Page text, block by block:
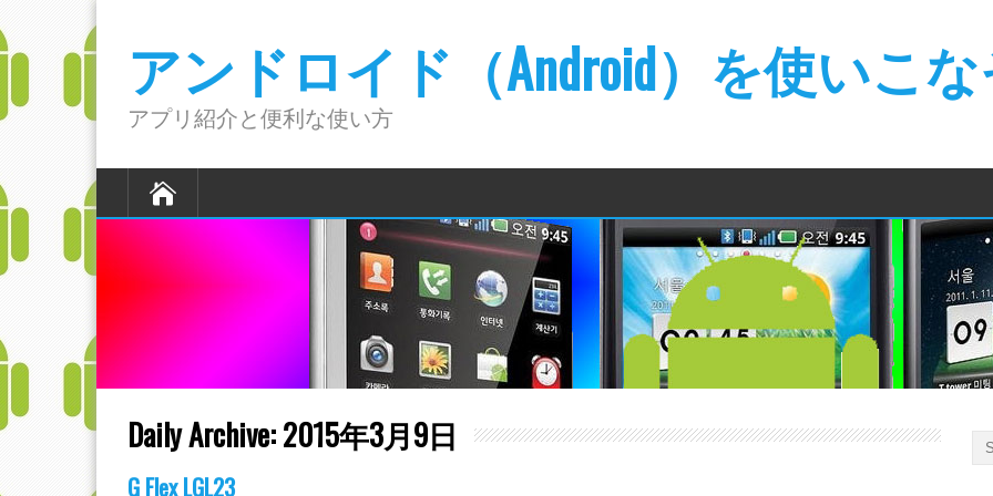
アンドロイド（Android）を使いこ
アプリ紹介と便利な使い方
Daily Archive:2015年3月9日
G Flex LGL23